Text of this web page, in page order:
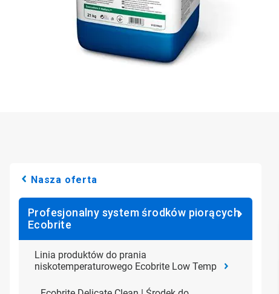
Nasza oferta
Profesjonalny system środków piorących
Ecobrite
Linia produktów ​​​​​​​do prania
niskotemperaturowego Ecobrite Low Temp